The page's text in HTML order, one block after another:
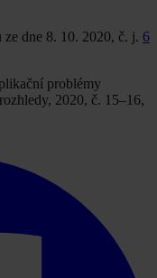
dne 8. 10. 2020, č. j. 6
problémy
2020, č. 15–16,